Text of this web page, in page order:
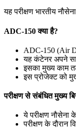
July 22, 2026
📝 डेली करेंट
July 19, 2026
📝 डेली करेंट
यह परीक्षण भारतीय
ADC-150 क्या है?
ADC-150 (Air
यह कंटेनर अपने
इसका मुख्य काम
इस प्रोजेक्ट को
परीक्षण से संबंधित मुख्य
ये परीक्षण नौसेना
परीक्षण के